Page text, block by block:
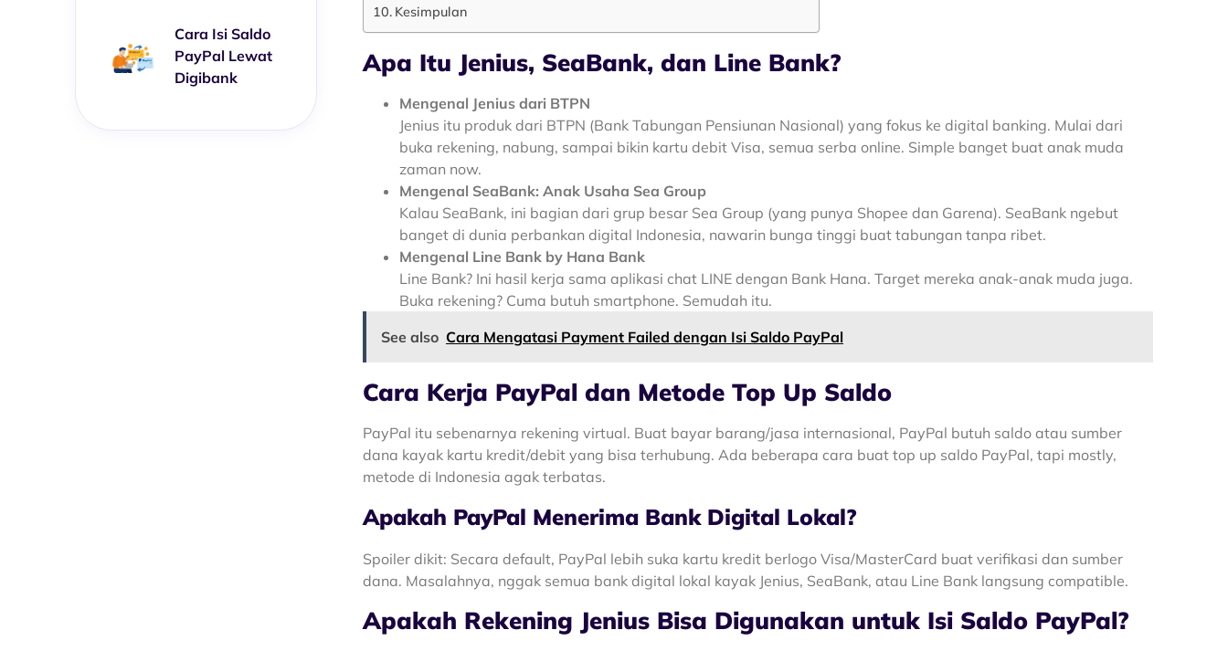
Cara Isi Saldo
PayPal Lewat
Digibank
Kesimpulan
Apa Itu Jenius, SeaBank, dan Line Bank?
Mengenal Jenius dari BTPN
Jenius itu produk dari BTPN (Bank Tabungan Pensiunan Nasional) yang fokus ke digital banking. Mulai dari
buka rekening, nabung, sampai bikin kartu debit Visa, semua serba online. Simple banget buat anak muda
zaman now.
Mengenal SeaBank: Anak Usaha Sea Group
Kalau SeaBank, ini bagian dari grup besar Sea Group (yang punya Shopee dan Garena). SeaBank ngebut
banget di dunia perbankan digital Indonesia, nawarin bunga tinggi buat tabungan tanpa ribet.
Mengenal Line Bank by Hana Bank
Line Bank? Ini hasil kerja sama aplikasi chat LINE dengan Bank Hana. Target mereka anak-anak muda juga.
Buka rekening? Cuma butuh smartphone. Semudah itu.
See also Cara Mengatasi Payment Failed dengan Isi Saldo PayPal
Cara Kerja PayPal dan Metode Top Up Saldo
PayPal itu sebenarnya rekening virtual. Buat bayar barang/jasa internasional, PayPal butuh saldo atau sumber
dana kayak kartu kredit/debit yang bisa terhubung. Ada beberapa cara buat top up saldo PayPal, tapi mostly,
metode di Indonesia agak terbatas.
Apakah PayPal Menerima Bank Digital Lokal?
Spoiler dikit: Secara default, PayPal lebih suka kartu kredit berlogo Visa/MasterCard buat verifikasi dan sumber
dana. Masalahnya, nggak semua bank digital lokal kayak Jenius, SeaBank, atau Line Bank langsung compatible.
Apakah Rekening Jenius Bisa Digunakan untuk Isi Saldo PayPal?